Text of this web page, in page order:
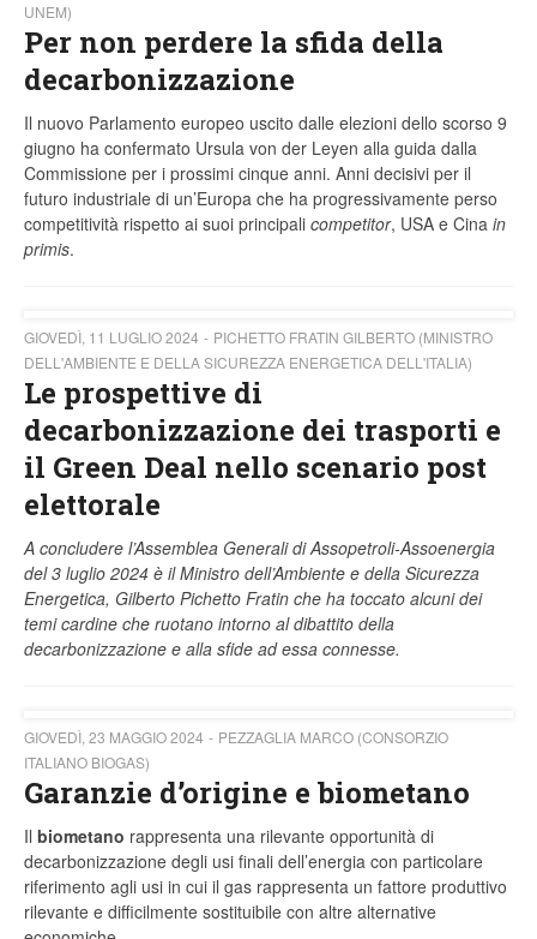
UNEM)
Per non perdere la sfida della
decarbonizzazione
Il nuovo Parlamento europeo uscito dalle elezioni dello scorso 9
giugno ha confermato Ursula von der Leyen alla guida dalla
Commissione per i prossimi cinque anni. Anni decisivi per il
futuro industriale di un’Europa che ha progressivamente perso
competitività rispetto ai suoi principali competitor, USA e Cina in
primis.
GIOVEDÌ, 11 LUGLIO 2024
PICHETTO FRATIN GILBERTO (MINISTRO
DELL'AMBIENTE E DELLA SICUREZZA ENERGETICA DELL'ITALIA)
Le prospettive di
decarbonizzazione dei trasporti e
il Green Deal nello scenario post
elettorale
A concludere l’Assemblea Generali di Assopetroli-Assoenergia
del 3 luglio 2024 è il Ministro dell’Ambiente e della Sicurezza
Energetica, Gilberto Pichetto Fratin che ha toccato alcuni dei
temi cardine che ruotano intorno al dibattito della
decarbonizzazione e alla sfide ad essa connesse.
GIOVEDÌ, 23 MAGGIO 2024
PEZZAGLIA MARCO (CONSORZIO
ITALIANO BIOGAS)
Garanzie d’origine e biometano
Il biometano rappresenta una rilevante opportunità di
decarbonizzazione degli usi finali dell’energia con particolare
riferimento agli usi in cui il gas rappresenta un fattore produttivo
rilevante e difficilmente sostituibile con altre alternative